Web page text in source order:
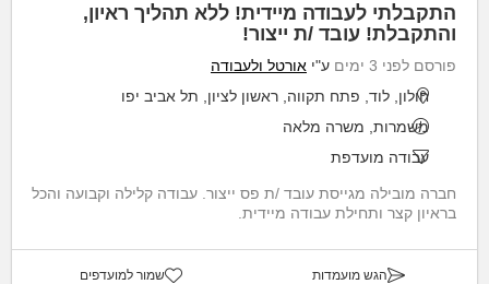
התקבלתי לעבודה מיידית! ללא תהליך ראיון,
והתקבלת! עובד /ת ייצור!
פורסם לפני 3 ימים ע"י אורטל ולעבודה
חולון, לוד, פתח תקווה, ראשון לציון, תל אביב יפו
משמרות, משרה מלאה
עבודה מועדפת
חברה מובילה מגייסת עובד /ת פס ייצור. עבודה קלילה וקבועה והכל
בראיון קצר ותחילת עבודה מיידית.
הגש מועמדות שמור למועדפים